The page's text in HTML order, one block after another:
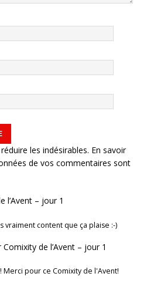
les indésirables. En savoir
de vos commentaires sont
l’Avent – jour 1
vraiment content que ça plaise :-)
Comixity de l’Avent – jour 1
pour ce Comixity de l'Avent!